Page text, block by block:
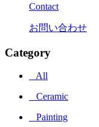
Contact
お問い合わせ
Category
_ All
_ Ceramic
_ Painting